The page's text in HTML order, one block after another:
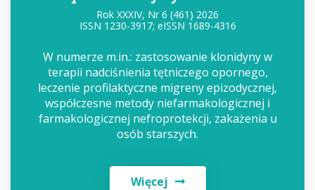
Rok XXXIV, Nr 6 (461) 2026
ISSN 1230-3917; eISSN 1689-4316
W numerze m.in.: zastosowanie klonidyny w
terapii nadciśnienia tętniczego opornego,
leczenie profilaktyczne migreny epizodycznej,
współczesne metody niefarmakologicznej i
farmakologicznej nefroprotekcji, zakażenia u
osób starszych.
Więcej